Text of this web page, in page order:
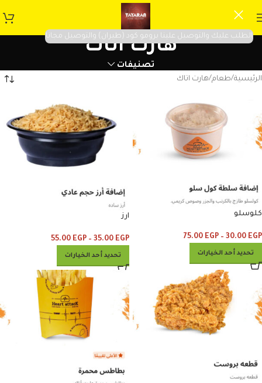
الطلب عليك والتوصيل علينا برومو كود (طيران) والتوصيل مجانا
هارت اتاك
تصنيفات
الرئيسية طعام هارت اتاك
كلوسلو
30.00 EGP
–
75.00 EGP
تحديد أحد الخيارات
ارز
35.00 EGP
–
55.00 EGP
تحديد أحد الخيارات